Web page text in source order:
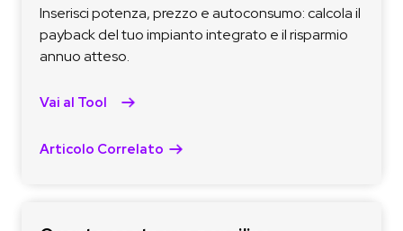
Inserisci potenza, prezzo e autoconsumo: calcola il
payback del tuo impianto integrato e il risparmio
annuo atteso.
Vai al Tool
Articolo Correlato